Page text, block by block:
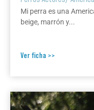
Mi perra es una
beige, marrón y...
Ver ficha >>